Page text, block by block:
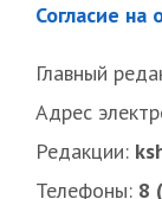
Согласие на
Главный
Адрес
Редакции:
Телефоны: 8